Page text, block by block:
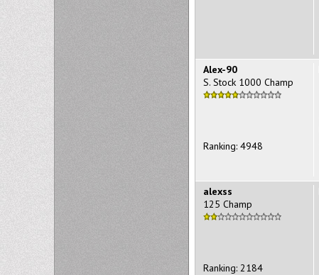
Alex-90
S. Stock 1000 Champ
Ranking: 4948
alexss
125 Champ
Ranking: 2184